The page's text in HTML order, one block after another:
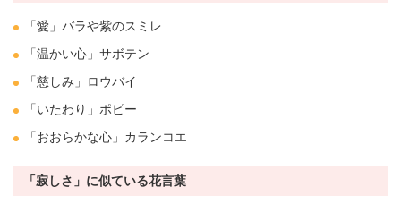
「愛 」バラや紫のスミレ
「温かい心」 サボテン
「慈しみ」
ロウバイ
「いたわり」 ポピー
「おおらかな心」 カランコエ
「寂しさ」に似ている花言葉